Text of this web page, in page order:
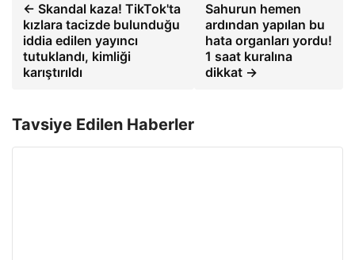
← Skandal kaza! TikTok'ta
kızlara tacizde bulunduğu
iddia edilen yayıncı
tutuklandı, kimliği
karıştırıldı
Sahurun ​​hemen
ardından yapılan bu
hata organları yordu!
1 saat kuralına
dikkat →
Tavsiye Edilen Haberler